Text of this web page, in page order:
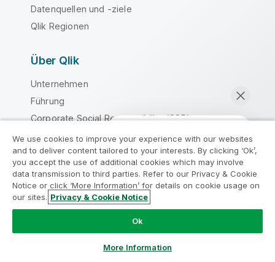
Datenquellen und -ziele
Qlik Regionen
Über Qlik
Unternehmen
Führung
Corporate Social Responsibility (CSR)
DEI&B
Academic Program
Partnerprogramm
Karriere
Presse
Weltweite Zentrale/Kontakt
We use cookies to improve your experience with our websites
and to deliver content tailored to your interests. By clicking ‘Ok’,
you accept the use of additional cookies which may involve
data transmission to third parties. Refer to our Privacy & Cookie
Notice or click ‘More Information’ for details on cookie usage on
our sites. Privacy & Cookie Notice
Ok
More Information